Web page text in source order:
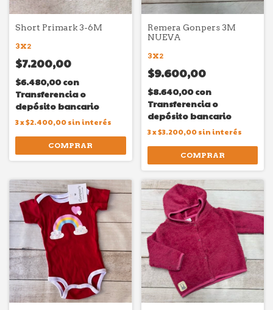
Short Primark 3-6M
3X2
$7.200,00
$6.480,00con
Transferencia o
depósito bancario
3x$2.400,00sin interés
COMPRAR
Remera Gonpers 3M
NUEVA
3X2
$9.600,00
$8.640,00con
Transferencia o
depósito bancario
3x$3.200,00 sin interés
COMPRAR